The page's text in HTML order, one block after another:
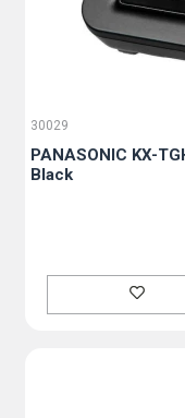
30029
PANASONIC KX-
Black